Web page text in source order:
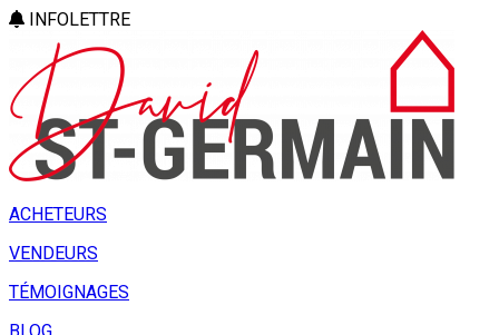
INFOLETTRE
ACHETEURS
VENDEURS
TÉMOIGNAGES